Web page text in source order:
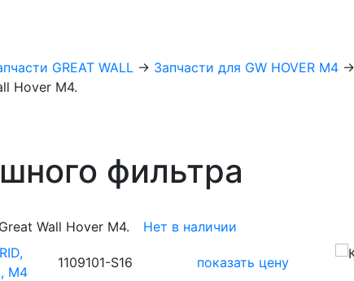
GREAT WALL → Запчасти для GW HOVER M4 →
Hover M4.
фильтра
Wall Hover M4.
Нет в наличии
M4
1109101-S16
показать цену